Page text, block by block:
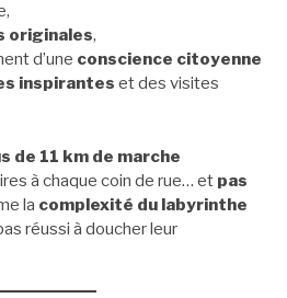
originales,
d’une conscience citoyenne
inspirantes et des visites
de 11 km de marche
à chaque coin de rue… et pas
la complexité du labyrinthe
réussi à doucher leur